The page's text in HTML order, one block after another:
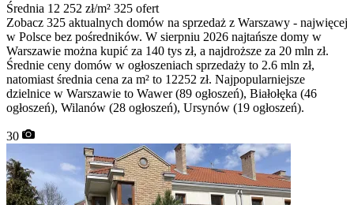
Średnia 12 252 zł/m² 325 ofert
Zobacz 325 aktualnych domów na sprzedaż z Warszawy - najwięcej
w Polsce bez pośredników. W sierpniu 2026 najtańsze domy w
Warszawie można kupić za 140 tys zł, a najdroższe za 20 mln zł.
Średnie ceny domów w ogłoszeniach sprzedaży to 2.6 mln zł,
natomiast średnia cena za m² to 12252 zł. Najpopularniejsze
dzielnice w Warszawie to Wawer (89 ogłoszeń), Białołęka (46
ogłoszeń), Wilanów (28 ogłoszeń), Ursynów (19 ogłoszeń).
30